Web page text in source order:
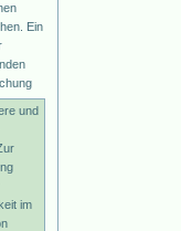
Ein
und
im